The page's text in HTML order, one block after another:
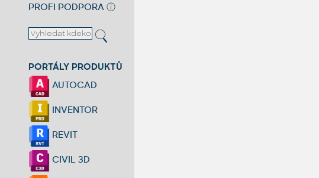
PROFI PODPORA ⓘ
PORTÁLY PRODUKTŮ
AUTOCAD
INVENTOR
REVIT
CIVIL 3D